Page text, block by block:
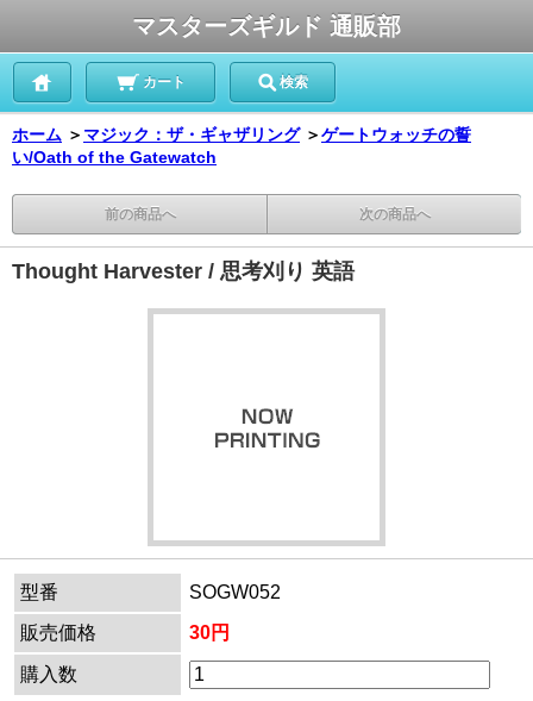
マスターズギルド 通販部
カート 検索
ホーム ＞ マジック：ザ・ギャザリング ＞ゲートウォッチの誓
い/Oath of the Gatewatch
前の商品へ 次の商品へ
Thought Harvester / 思考刈り 英語
型番
SOGW052
販売価格
30円
購入数